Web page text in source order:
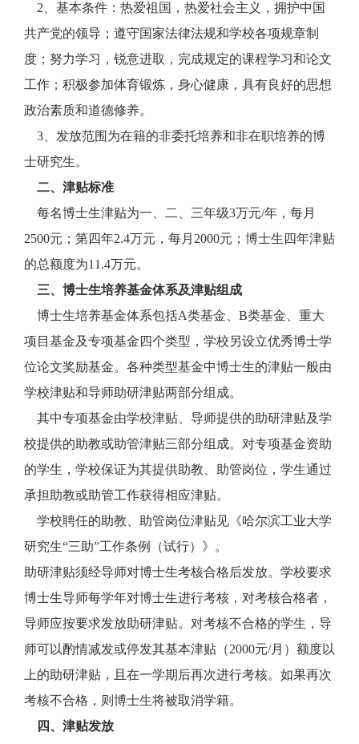
2、基本条件：热爱祖国，热爱社会主义，拥护中国
共产党的领导；遵守国家法律法规和学校各项规章制
度；努力学习，锐意进取，完成规定的课程学习和论文
工作；积极参加体育锻炼，身心健康，具有良好的思想
政治素质和道德修养。
3、发放范围为在籍的非委托培养和非在职培养的博
士研究生。
二、津贴标准
每名博士生津贴为一、二、三年级3万元/年，每月
2500元；第四年2.4万元，每月2000元；博士生四年津贴
的总额度为11.4万元。
三、博士生培养基金体系及津贴组成
博士生培养基金体系包括A类基金、B类基金、重大
项目基金及专项基金四个类型，学校另设立优秀博士学
位论文奖励基金。各种类型基金中博士生的津贴一般由
学校津贴和导师助研津贴两部分组成。
其中专项基金由学校津贴、导师提供的助研津贴及学
校提供的助教或助管津贴三部分组成。对专项基金资助
的学生，学校保证为其提供助教、助管岗位，学生通过
承担助教或助管工作获得相应津贴。
学校聘任的助教、助管岗位津贴见《哈尔滨工业大学
研究生“三助”工作条例（试行）》。
助研津贴须经导师对博士生考核合格后发放。学校要求
博士生导师每学年对博士生进行考核，对考核合格者，
导师应按要求发放助研津贴。对考核不合格的学生，导
师可以酌情减发或停发其基本津贴（2000元/月）额度以
上的助研津贴，且在一学期后再次进行考核。如果再次
考核不合格，则博士生将被取消学籍。
四、津贴发放